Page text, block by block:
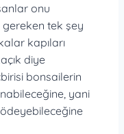
onu
gereken tek şey
kapıları
diye
bonsailerin
yani